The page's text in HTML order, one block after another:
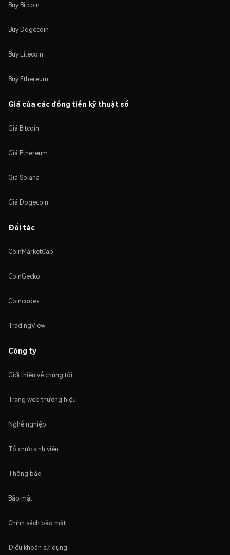
Buy Bitcoin
Buy Dogecoin
Buy Litecoin
Buy Ethereum
Giá của các đồng tiền kỹ thuật số
Giá Bitcoin
Giá Ethereum
Giá Solana
Giá Dogecoin
Đối tác
CoinMarketCap
CoinGecko
Coincodex
TradingView
Công ty
Giới thiệu về chúng tôi
Trang web thương hiệu
Nghề nghiệp
Tổ chức sinh viên
Thông báo
Bảo mật
Chính sách bảo mật
Điều khoản sử dụng